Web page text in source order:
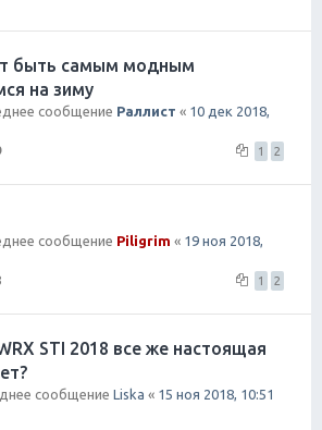
быть самым модным
на зиму
сообщение Раллист « 10 дек 2018,
1 2
сообщение Piligrim « 19 ноя 2018,
1 2
STI 2018 все же настоящая
сообщение Liska « 15 ноя 2018, 10:51